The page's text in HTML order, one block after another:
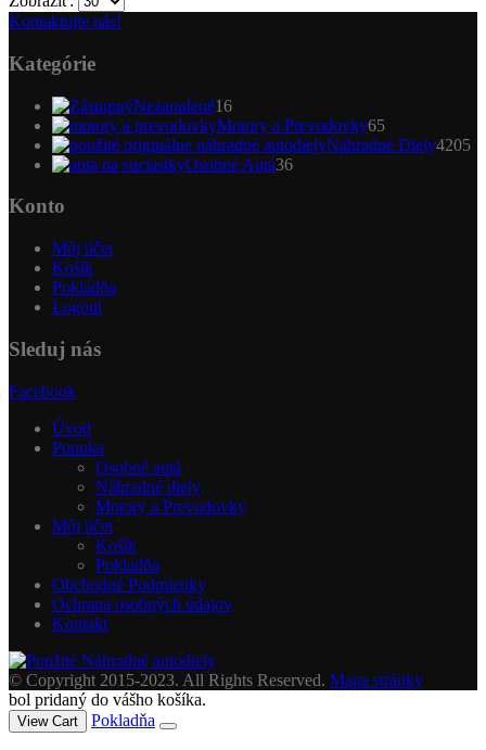
Kontaktujte nás!
Kategórie
Nezaradené1616
produktov
Motory a Prevodovky6565
produktov
Náhradné Diely4205
Osobné Autá3636
Konto
Môj účet
Košík
Pokladňa
Logout
Sleduj nás
Facebook
Úvod
Ponuka
Osobné autá
Náhradné diely
Motory a Prevodovky
Môj účet
Košík
Pokladňa
Obchodné Podmienky
Ochrana osobných údajov
Kontakt
© Copyright 2015-2023. All Rights Reserved. Mapa stránky
bol pridaný do vášho košíka.
View Cart Pokladňa